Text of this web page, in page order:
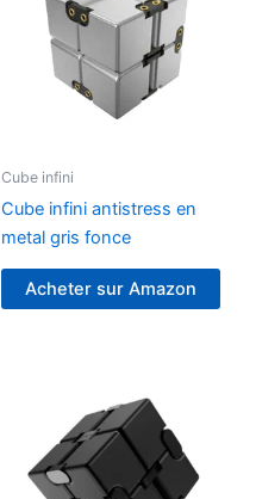
Cube infini
Cube infini antistress en
metal gris fonce
Acheter sur Amazon